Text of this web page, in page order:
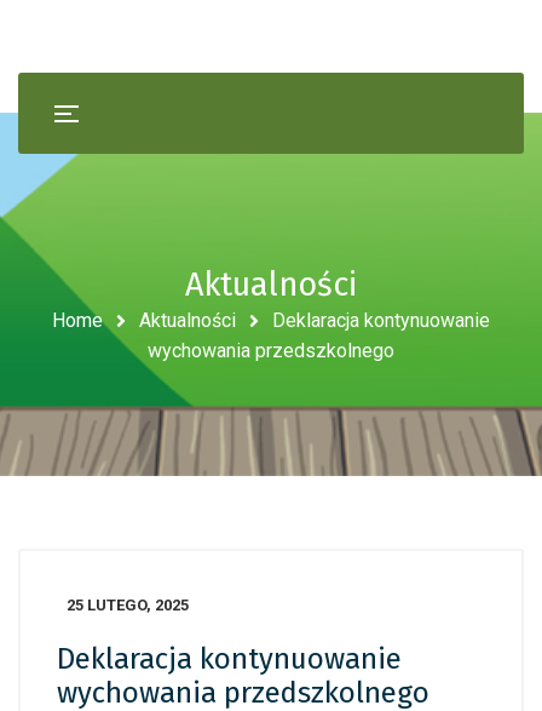
Aktualności
Home Aktualności
Deklaracja kontynuowanie
wychowania przedszkolnego
25 LUTEGO, 2025
Deklaracja kontynuowanie
wychowania przedszkolnego